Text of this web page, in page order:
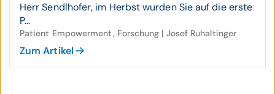
Herr Sendlhofer, im Herbst wurden Sie auf die erste
P...
Patient Empowerment, Forschung | Josef Ruhaltinger
Zum Artikel